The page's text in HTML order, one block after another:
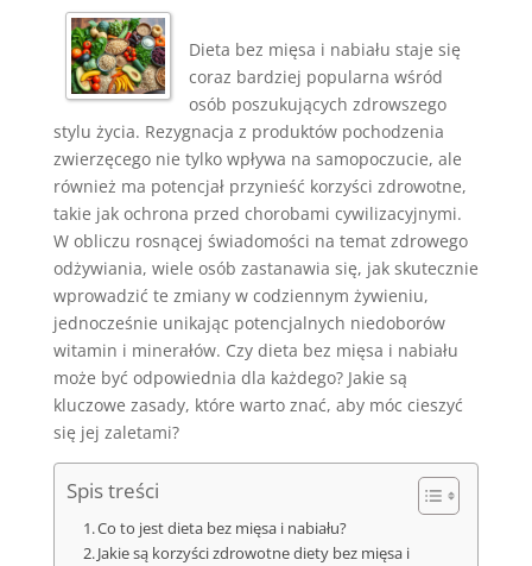
Dieta bez mięsa i nabiału staje się
coraz bardziej popularna wśród
osób poszukujących zdrowszego
stylu życia. Rezygnacja z produktów pochodzenia
zwierzęcego nie tylko wpływa na samopoczucie, ale
również ma potencjał przynieść korzyści zdrowotne,
takie jak ochrona przed chorobami cywilizacyjnymi.
W obliczu rosnącej świadomości na temat zdrowego
odżywiania, wiele osób zastanawia się, jak skutecznie
wprowadzić te zmiany w codziennym żywieniu,
jednocześnie unikając potencjalnych niedoborów
witamin i minerałów. Czy dieta bez mięsa i nabiału
może być odpowiednia dla każdego? Jakie są
kluczowe zasady, które warto znać, aby móc cieszyć
się jej zaletami?
Spis treści
Co to jest dieta bez mięsa i nabiału?
Jakie są korzyści zdrowotne diety bez mięsa i